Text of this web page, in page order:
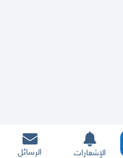
الإشعارات الرسائل